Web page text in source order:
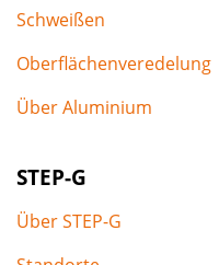
Schweißen
Oberflächenveredelung
Über Aluminium
STEP-G
Über STEP-G